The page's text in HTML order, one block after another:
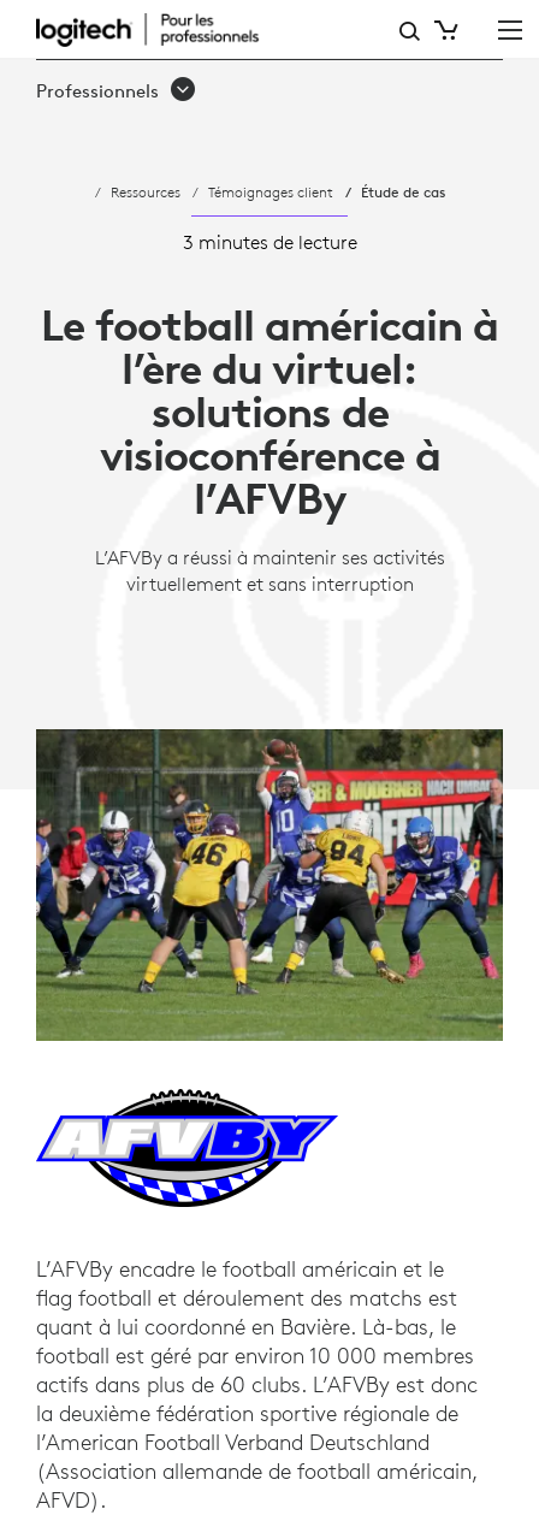
LA
FÉDÉRATION
AMERICAN FOOTBALL
INTÈGRE
ACTIVITÉS
SANS
CONTACT
GRÂCE
LOGITECH
Professionnels
Ressources Témoignages client Étude de cas
3 minutes de lecture
Le football américain à
l’ère du virtuel:
solutions de
visioconférence à
l’AFVBy
L’AFVBy a réussi à maintenir ses activités
virtuellement et sans interruption
L’AFVBy encadre le football américain et le
flag football et déroulement des matchs est
quant à lui coordonné en Bavière. Là-bas, le
football est géré par environ 10 000 membres
actifs dans plus de 60 clubs. L’AFVBy est donc
la deuxième fédération sportive régionale de
l’American Football Verband Deutschland
(Association allemande de football américain,
AFVD).